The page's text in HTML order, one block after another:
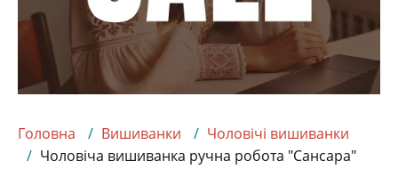
Головна Вишиванки
Чоловічі вишиванки
Чоловіча вишиванка ручна робота "Сансара"